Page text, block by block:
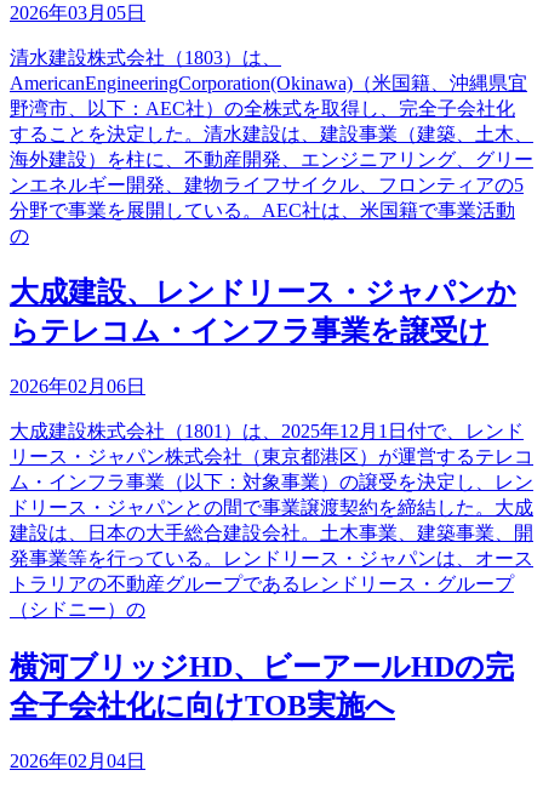
2026年03月05日
清水建設株式会社（1803）は、
AmericanEngineeringCorporation(Okinawa)（米国籍、沖縄県宜
野湾市、以下：AEC社）の全株式を取得し、完全子会社化
することを決定した。清水建設は、建設事業（建築、土木、
海外建設）を柱に、不動産開発、エンジニアリング、グリー
ンエネルギー開発、建物ライフサイクル、フロンティアの5
分野で事業を展開している。AEC社は、米国籍で事業活動
の
大成建設、レンドリース・ジャパンか
らテレコム・インフラ事業を譲受け
2026年02月06日
大成建設株式会社（1801）は、2025年12月1日付で、レンド
リース・ジャパン株式会社（東京都港区）が運営するテレコ
ム・インフラ事業（以下：対象事業）の譲受を決定し、レン
ドリース・ジャパンとの間で事業譲渡契約を締結した。大成
建設は、日本の大手総合建設会社。土木事業、建築事業、開
発事業等を行っている。レンドリース・ジャパンは、オース
トラリアの不動産グループであるレンドリース・グループ
（シドニー）の
横河ブリッジHD、ビーアールHDの完
全子会社化に向けTOB実施へ
2026年02月04日